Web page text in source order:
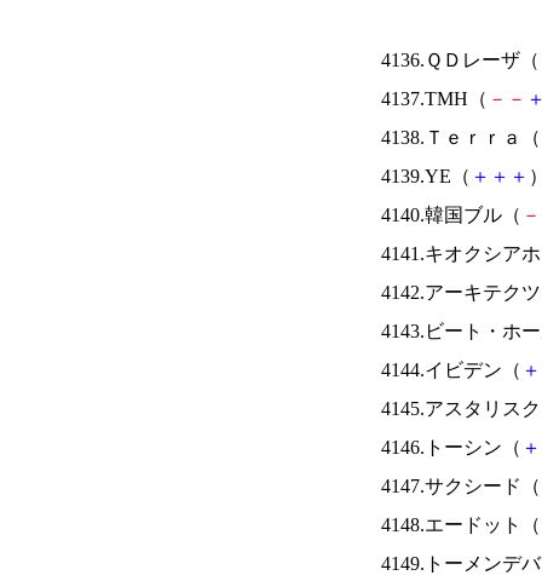
4136.ＱＤレーザ（
4137.TMH（ － －
4138.Ｔｅｒｒａ（
4139.YE（ ＋ ＋ ＋
4140.韓国ブル（ －
4141.キオクシア
4142.アーキテク
4143.ビート・ホ
4144.イビデン（ ＋
4145.アスタリス
4146.トーシン（ ＋
4147.サクシード（
4148.エードット（
4149.トーメンデ